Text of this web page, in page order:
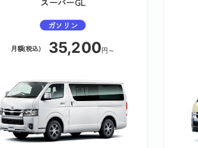
ガソリン
月額(税込) 35,200円～